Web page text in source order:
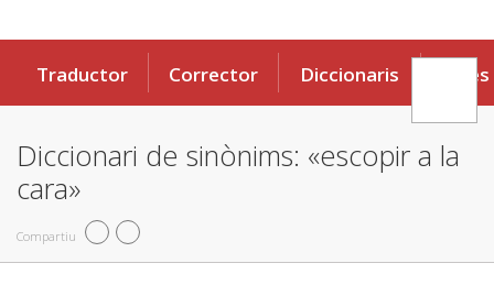
Traductor Corrector Diccionaris Eines
Diccionari de sinònims: «escopir a la
cara»
Compartiu